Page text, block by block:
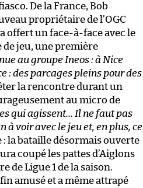
De la France, Bob
propriétaire de l’OGC
offert un face-à-face avec le
jeu, une première
au groupe Ineos : à Nice
: des parcages pleins pour des
la rencontre durant un
au micro de
qui agissent… Il ne faut pas
à voir avec le jeu et, en plus, ce
: la bataille désormais ouverte
coupé les pattes d’Aiglons
Ligue 1 de la saison.
amusé et a même attrapé